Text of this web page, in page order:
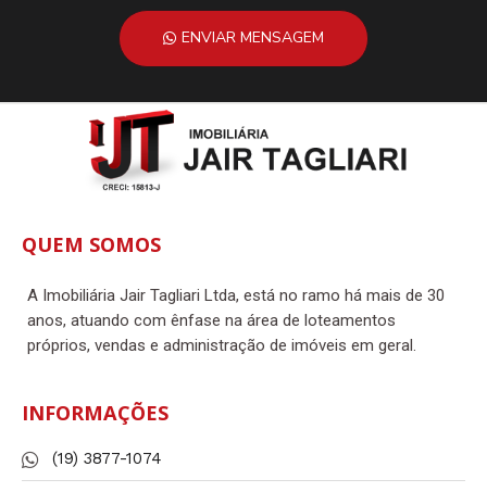
ENVIAR MENSAGEM
QUEM SOMOS
A Imobiliária Jair Tagliari Ltda, está no ramo há mais de 30
anos, atuando com ênfase na área de loteamentos
próprios, vendas e administração de imóveis em geral.
INFORMAÇÕES
(19) 3877-1074